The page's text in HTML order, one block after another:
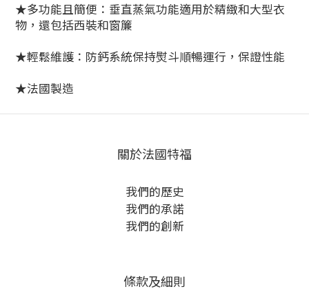
★多功能且簡便：垂直蒸氣功能適用於精緻和大型衣
物，還包括西裝和窗簾
★輕鬆維護：防鈣系統保持熨斗順暢運行，保證性能
★法國製造
關於法國特福
我們的歷史
我們的承諾
我們的創新
條款及細則